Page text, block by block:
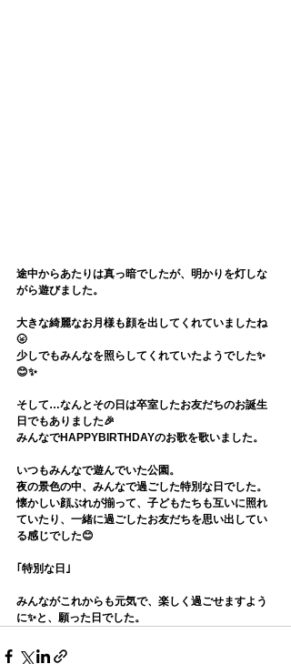
途中からあたりは真っ暗でしたが、明かりを灯しな
がら遊びました。
大きな綺麗なお月様も顔を出してくれていましたね
🌝
少しでもみんなを照らしてくれていたようでした✨
😊✨
そして…なんとその日は卒室したお友だちのお誕生
日でもありました🎉
みんなでHAPPYBIRTHDAYのお歌を歌いました。
いつもみんなで遊んでいた公園。
夜の景色の中、みんなで過ごした特別な日でした。
懐かしい顔ぶれが揃って、子どもたちも互いに照れ
ていたり、一緒に過ごしたお友だちを思い出してい
る感じでした😊
｢特別な日｣
みんながこれからも元気で、楽しく過ごせますよう
に✨と、願った日でした。